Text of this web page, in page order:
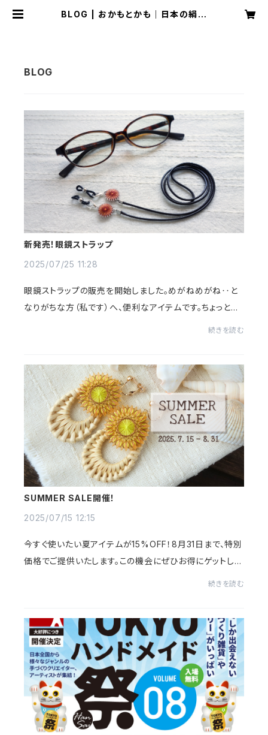
BLOG | おかもとかも｜日本の絹糸
新発売！眼鏡ストラップ
2025/07/25 11:28
眼鏡ストラップの販売を開始しました。めがねめがね‥と
なりがちな方（私です）へ、便利なアイテムです。ちょっと外
続きを読む
SUMMER SALE開催！
2025/07/15 12:15
今すぐ使いたい夏アイテムが15%OFF！8月31日まで、特別
価格でご提供いたします。この機会にぜひお得にゲットして
続きを読む